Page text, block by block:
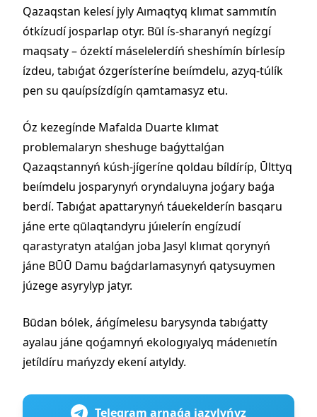
Qazaqstan kelesí jyly Aımaqtyq klımat sammıtín
ótkízudí josparlap otyr. Būl ís-sharanyń negízgí
maqsaty – ózektí máselelerdíń sheshímín bírlesíp
ízdeu, tabıǵat ózgerísteríne beıímdelu, azyq-túlík
pen su qauípsízdígín qamtamasyz etu.
Óz kezegínde Mafalda Duarte klımat
problemalaryn sheshuge baǵyttalǵan
Qazaqstannyń kúsh-jígeríne qoldau bíldíríp, Ūlttyq
beıímdelu josparynyń oryndaluyna joǵary baǵa
berdí. Tabıǵat apattarynyń táuekelderín basqaru
jáne erte qūlaqtandyru júıelerín engízudí
qarastyratyn atalǵan joba Jasyl klımat qorynyń
jáne BŪŪ Damu baǵdarlamasynyń qatysuymen
júzege asyrylyp jatyr.
Būdan bólek, áńgímelesu barysynda tabıǵatty
ayalau jáne qoǵamnyń ekologıyalyq mádenıetín
jetíldíru mańyzdy ekení aıtyldy.
Telegram arnaǵa jazylyńyz